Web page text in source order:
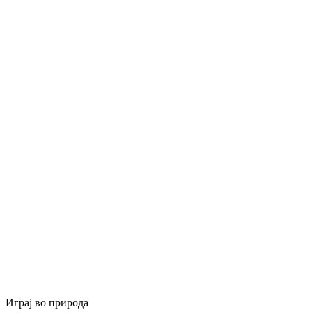
Играј во природа